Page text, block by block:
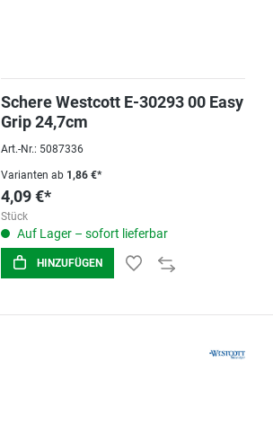
Schere Westcott E-30293 00 Easy
Grip 24,7cm
Art.-Nr.: 5087336
Varianten ab 1,86 €*
4,09 €*
Stück
Auf Lager – sofort lieferbar
HINZUFÜGEN